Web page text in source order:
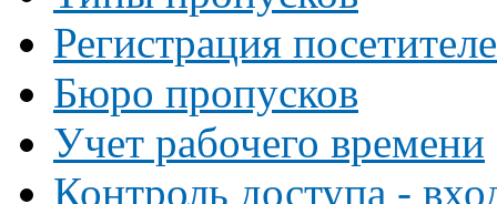
Регистрация
Бюро пропусков
Учет рабочего времени
Контроль доступа -